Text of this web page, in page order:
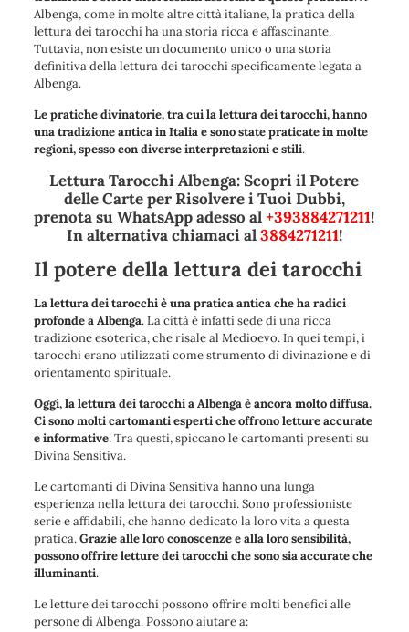
Albenga, come in molte altre città italiane, la pratica della
lettura dei tarocchi ha una storia ricca e affascinante.
Tuttavia, non esiste un documento unico o una storia
definitiva della lettura dei tarocchi specificamente legata a
Albenga.
Le pratiche divinatorie, tra cui la lettura dei tarocchi, hanno
una tradizione antica in Italia e sono state praticate in molte
regioni, spesso con diverse interpretazioni e stili.
Lettura Tarocchi Albenga: Scopri il Potere
delle Carte per Risolvere i Tuoi Dubbi,
prenota su WhatsApp adesso al+393884271211!
In alternativa chiamaci al3884271211!
Il potere della lettura dei tarocchi
La lettura dei tarocchi è una pratica antica che ha radici
profonde a Albenga. La città è infatti sede di una ricca
tradizione esoterica, che risale al Medioevo. In quei tempi, i
tarocchi erano utilizzati come strumento di divinazione e di
orientamento spirituale.
Oggi, la lettura dei tarocchi a Albenga è ancora molto diffusa.
Ci sono molti cartomanti esperti che offrono letture accurate
e informative. Tra questi, spiccano le cartomanti presenti su
Divina Sensitiva.
Le cartomanti di Divina Sensitiva hanno una lunga
esperienza nella lettura dei tarocchi. Sono professioniste
serie e affidabili, che hanno dedicato la loro vita a questa
pratica.Grazie alle loro conoscenze e alla loro sensibilità,
possono offrire letture dei tarocchi che sono sia accurate che
illuminanti.
Le letture dei tarocchi possono offrire molti benefici alle
persone di Albenga. Possono aiutare a: